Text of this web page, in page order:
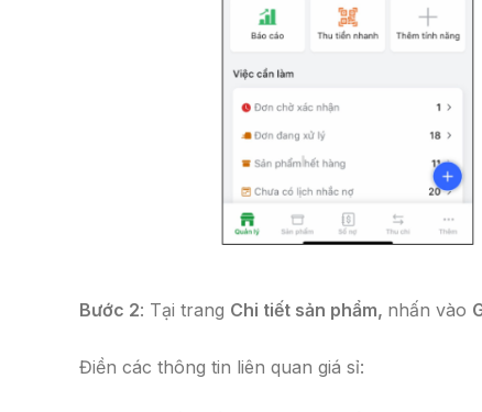
Bước 2: Tại trang Chi tiết sản phẩm, nhấn vào
Điền các thông tin liên quan giá sỉ: